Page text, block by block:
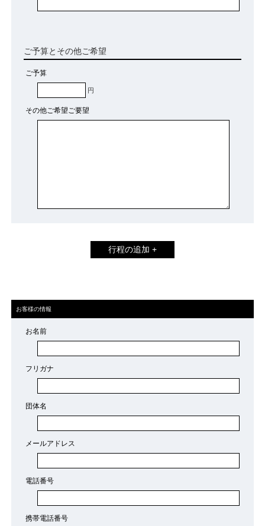
ご予算とその他ご希望
ご予算
円
その他ご希望ご要望
行程の追加 +
お客様の情報
お名前
フリガナ
団体名
メールアドレス
電話番号
携帯電話番号